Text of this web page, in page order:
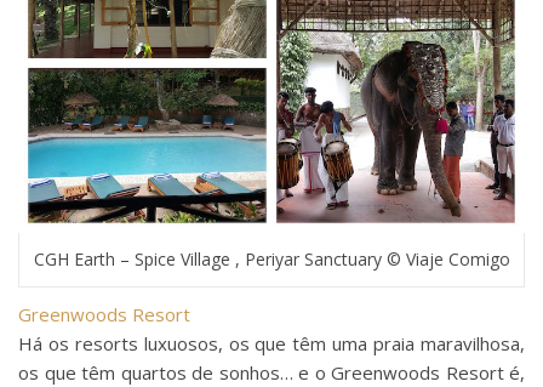
CGH Earth – Spice Village , Periyar Sanctuary © Viaje Comigo
Greenwoods Resort
Há os resorts luxuosos, os que têm uma praia maravilhosa,
os que têm quartos de sonhos… e o Greenwoods Resort é,